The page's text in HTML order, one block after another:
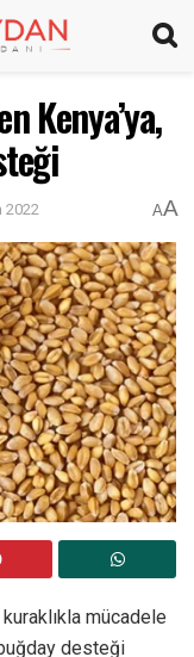
Kenya’ya,
2022 AA
mücadele
desteği